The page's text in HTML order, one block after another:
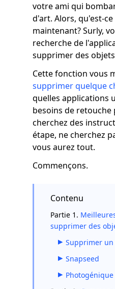
votre ami qui
d'art. Alors, qu'est-
maintenant? Surly,
recherche de
supprimer des
Cette fonction vous
supprimer quelque
quelles applications
besoins de retouche
cherchez des
étape, ne cherchez
vous aurez tout.
Commençons.
Contenu
Partie 1.
supprimer des
Supprimer
Snapseed
Photogénique